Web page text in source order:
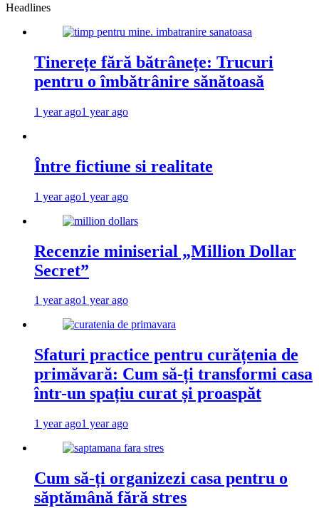
Headlines
Tinerețe fără bătrânețe: Trucuri
pentru o îmbătrânire sănătoasă
1 year ago1 year ago
Între fictiune si realitate
1 year ago1 year ago
Recenzie miniserial „Million Dollar
Secret”
1 year ago1 year ago
Sfaturi practice pentru curățenia de
primăvară: Cum să-ți transformi casa
într-un spațiu curat și proaspăt
1 year ago1 year ago
Cum să-ți organizezi casa pentru o
săptămână fără stres